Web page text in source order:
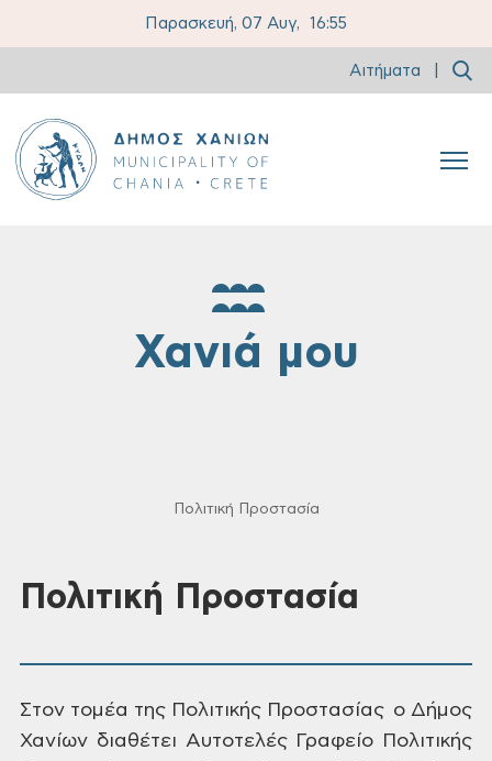
Παρασκευή, 07 Αυγ, 16:55
Αιτήματα
Χανιά μου
Πολιτική Προστασία
Πολιτική Προστασία
Στον τομέα της Πολιτικής Προστασίας ο Δήμος
Χανίων διαθέτει Αυτοτελές Γραφείο Πολιτικής